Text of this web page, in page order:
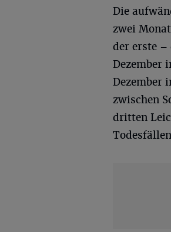
Die
zwei
der erste –
Dezember
Dezember
zwischen
dritten